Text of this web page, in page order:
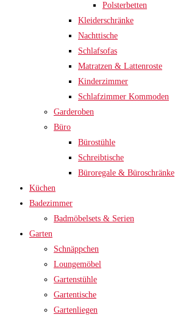
Polsterbetten
Kleiderschränke
Nachttische
Schlafsofas
Matratzen & Lattenroste
Kinderzimmer
Schlafzimmer Kommoden
Garderoben
Büro
Bürostühle
Schreibtische
Büroregale & Büroschränke
Küchen
Badezimmer
Badmöbelsets & Serien
Garten
Schnäppchen
Loungemöbel
Gartenstühle
Gartentische
Gartenliegen